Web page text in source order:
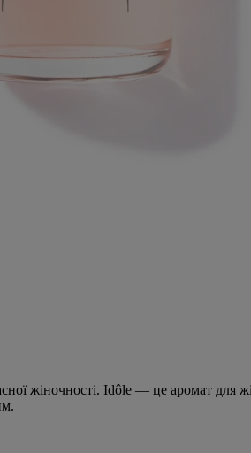
жіночності. Idôle — це аромат для